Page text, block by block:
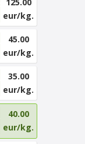
eur/kg.
45.00
eur/kg.
35.00
eur/kg.
40.00
eur/kg.